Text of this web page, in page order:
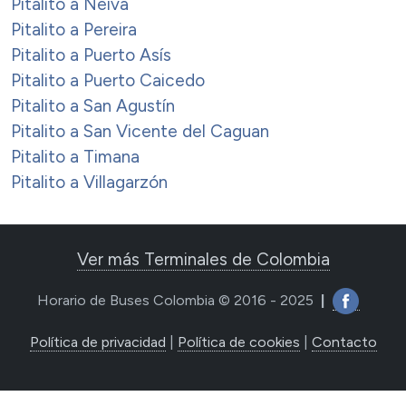
Pitalito a Neiva
Pitalito a Pereira
Pitalito a Puerto Asís
Pitalito a Puerto Caicedo
Pitalito a San Agustín
Pitalito a San Vicente del Caguan
Pitalito a Timana
Pitalito a Villagarzón
Ver más Terminales de Colombia
Horario de Buses Colombia © 2016 - 2025
Política de privacidad Política de cookies Contacto